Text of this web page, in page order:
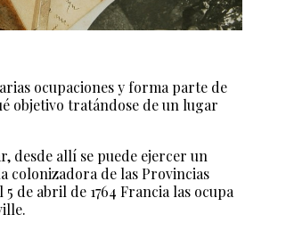
ocupaciones y forma parte de
objetivo tratándose de un lugar
desde allí se puede ejercer un
colonizadora de las Provincias
de abril de 1764 Francia las ocupa